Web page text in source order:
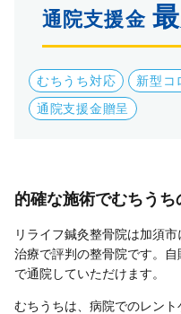
通院支援金
むちうち対応
新型コ
通院支援金贈呈
的確な施術でむちうち
リライフ鍼灸整骨院は加須
治療で評判の整骨院です。
で通院していただけます。
むちうちは、病院でのレン